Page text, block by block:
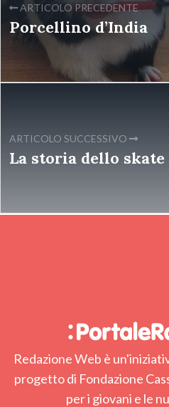
ARTICOLO PRECEDENTE
Porcellino d’India
ARTICOLO SUCCESSIVO
La storia dello skate
Redazione Web è
progetto di Fondazione
per i giovani e le